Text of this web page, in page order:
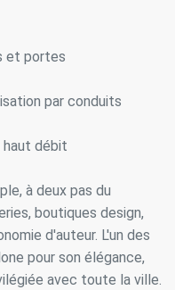
et portes
par conduits
haut débit
à deux pas du
boutiques design,
d'auteur. L'un des
pour son élégance,
avec toute la ville.